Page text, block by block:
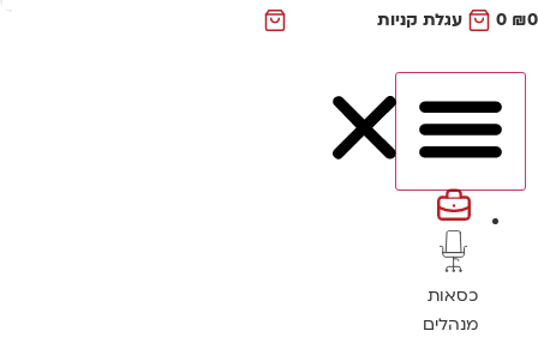
0 עגלת קניות
כסאות
מנהלים